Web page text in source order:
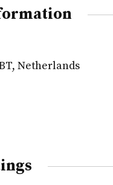
Netherlands